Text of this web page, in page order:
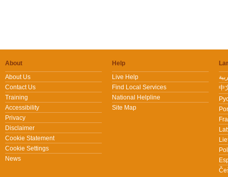
About
About Us
Contact Us
Training
Accessibility
Privacy
Disclaimer
Cookie Statement
Cookie Settings
News
Help
Live Help
Find Local Services
National Helpline
Site Map
中